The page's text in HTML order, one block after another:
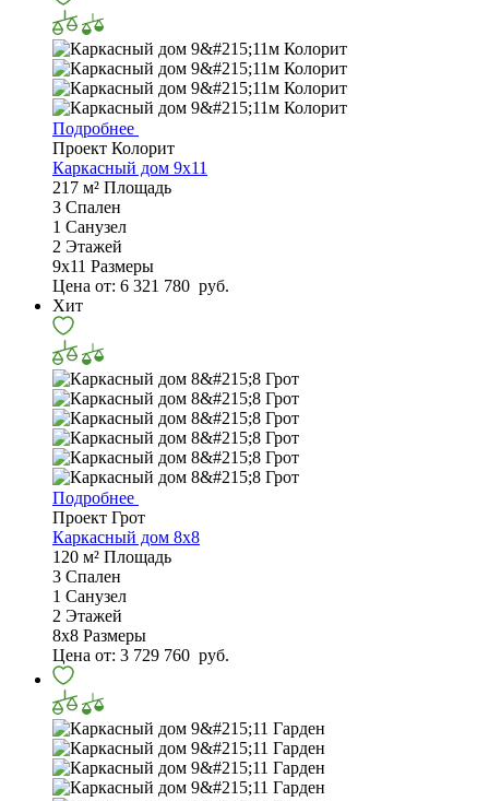
Подробнее
Проект Колорит
Каркасный дом 9х11
217 м² Площадь
3 Спален
1 Санузел
2 Этажей
9х11 Размеры
Цена от: 6 321 780 руб.
Хит
Подробнее
Проект Грот
Каркасный дом 8х8
120 м² Площадь
3 Спален
1 Санузел
2 Этажей
8х8 Размеры
Цена от: 3 729 760 руб.